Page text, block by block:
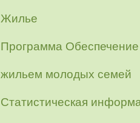
Жилье
Программа Обеспечение
жильем молодых семей
Статистическая